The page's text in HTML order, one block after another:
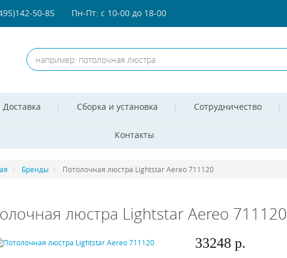
50-85 Пн-Пт: с 10-00 до 18-00
Доставка Сборка и установка Сотрудничество
Контакты
Бренды Потолочная люстра Lightstar Aereo 711120
люстра Lightstar Aereo 711120
33248 р.